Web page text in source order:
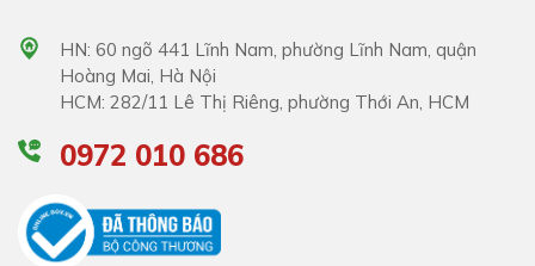
HN: 60 ngõ 441 Lĩnh Nam, phường Lĩnh Nam, quận
Hoàng Mai, Hà Nội
HCM: 282/11 Lê Thị Riêng, phường Thới An, HCM
0972 010 686